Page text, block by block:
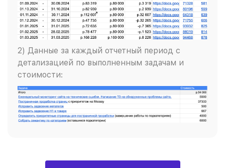
2) Данные за каждый отчетный период с
детализацией по выполненным задачам и
стоимости: